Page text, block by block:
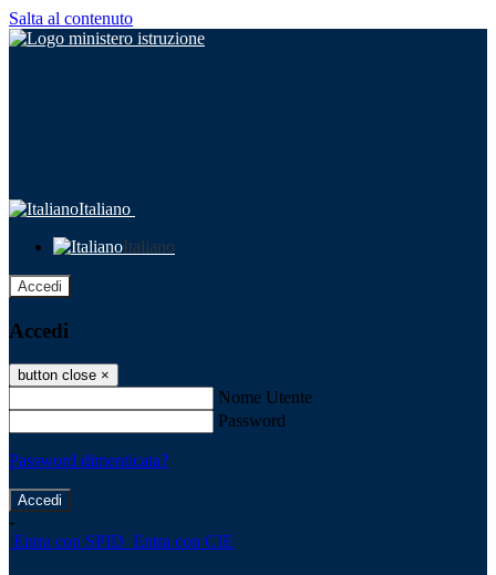
Salta al contenuto
Italiano
Italiano
Accedi
Accedi
button close ×
Nome Utente
Password
Password dimenticata?
-
Entra con SPID Entra con CIE